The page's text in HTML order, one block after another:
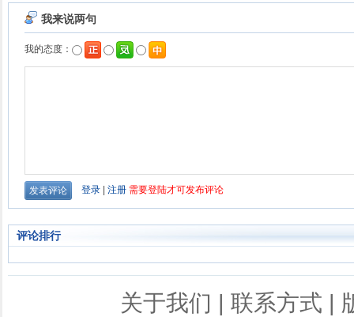
评论排行
关于我们 | 联系方式 |